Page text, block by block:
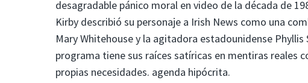
desagradable pánico moral en video de la década de
Kirby describió su personaje a Irish News como una
Mary Whitehouse y la agitadora estadounidense
programa tiene sus raíces satíricas en mentiras reales
propias necesidades. agenda hipócrita.